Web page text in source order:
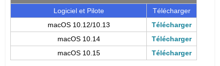
Logiciel et Pilote
Télécharger
macOS 10.12/10.13
Télécharger
macOS 10.14
Télécharger
macOS 10.15
Télécharger